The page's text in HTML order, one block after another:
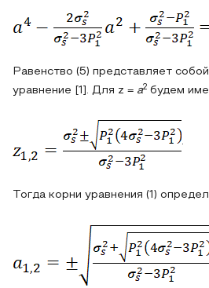
Равенство (5) представляет
уравнение [1]. Для z = a2 будем
.
Тогда корни уравнения (1)